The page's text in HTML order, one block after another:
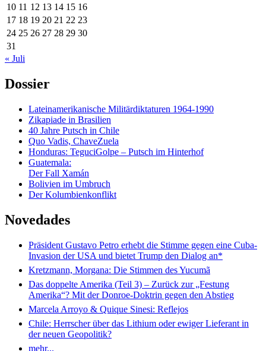
10 11 12 13 14 15 16
17 18 19 20 21 22 23
24 25 26 27 28 29 30
31
« Juli
Dossier
Lateinamerikanische Militärdiktaturen 1964-1990
Zikapiade in Brasilien
40 Jahre Putsch in Chile
Quo Vadis, ChaveZuela
Honduras: TeguciGolpe – Putsch im Hinterhof
Guatemala:
Der Fall Xamán
Bolivien im Umbruch
Der Kolumbienkonflikt
Novedades
Präsident Gustavo Petro erhebt die Stimme gegen eine Cuba-
Invasion der USA und bietet Trump den Dialog an*
Kretzmann, Morgana: Die Stimmen des Yucumã
Das doppelte Amerika (Teil 3) – Zurück zur „Festung
Amerika“? Mit der Donroe-Doktrin gegen den Abstieg
Marcela Arroyo & Quique Sinesi: Reflejos
Chile: Herrscher über das Lithium oder ewiger Lieferant in
der neuen Geopolitik?
mehr...